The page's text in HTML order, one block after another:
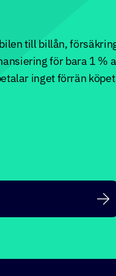
till billån,
för bara 1 %
inget förrän köpet